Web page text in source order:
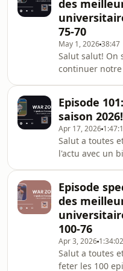
facebook:
https://
Twitter:
https://
Instagram:
https://
hl=fr Contact:
par Ausha.
d
des
75-70
May 1, 202638:47
Salut salut! On
continuer
joueurs, un flu
que ca va
plaire!N'oubliez
sur mes
https://
Twitter:
https://
Instagram:
https://
Episode
saison 2026!
Apr 17, 2026
Salut a toutes
l'actu avec un
tournoi
les joueurs que
un programme
attend sur cet
de me
sociaux:
https://
Episode
des
100-76
Apr 3, 2026 1:34:02
Salut a toutes
feter les 100